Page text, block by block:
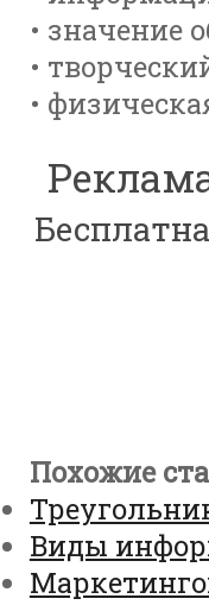
• значение
•
•
Похожие
Виды